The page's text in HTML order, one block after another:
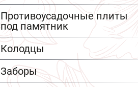
Противоусадочные плиты
под памятник
Колодцы
Заборы